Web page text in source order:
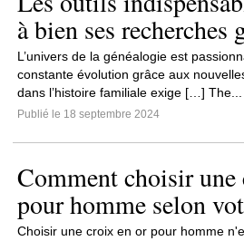
à bien ses recherches
L’univers de la généalogie est
constante évolution grâce aux
dans l’histoire familiale exige […] The...
Publié le 18 septembre 2024
Comment choisir
pour homme selon
Choisir une croix en or pour homme